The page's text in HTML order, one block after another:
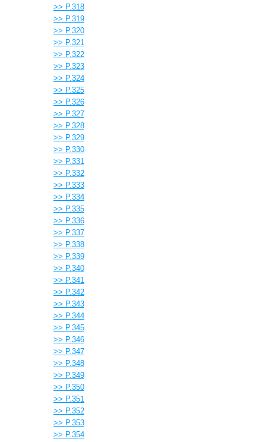
>> P.318
>> P.319
>> P.320
>> P.321
>> P.322
>> P.323
>> P.324
>> P.325
>> P.326
>> P.327
>> P.328
>> P.329
>> P.330
>> P.331
>> P.332
>> P.333
>> P.334
>> P.335
>> P.336
>> P.337
>> P.338
>> P.339
>> P.340
>> P.341
>> P.342
>> P.343
>> P.344
>> P.345
>> P.346
>> P.347
>> P.348
>> P.349
>> P.350
>> P.351
>> P.352
>> P.353
>> P.354